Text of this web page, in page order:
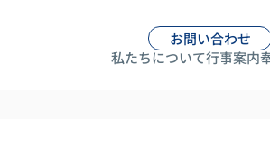
お問い合わせ
私たちについて行事案内